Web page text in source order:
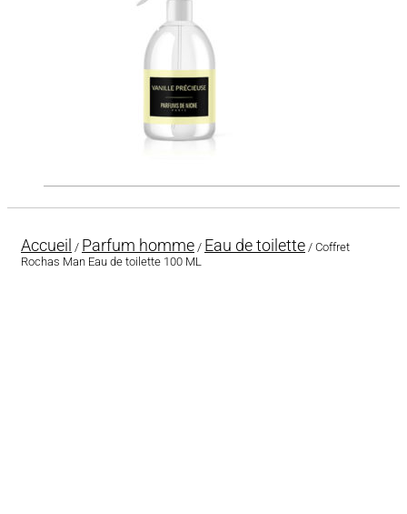
Accueil / Parfum homme / Eau de toilette / Coffret
Rochas Man Eau de toilette 100 ML